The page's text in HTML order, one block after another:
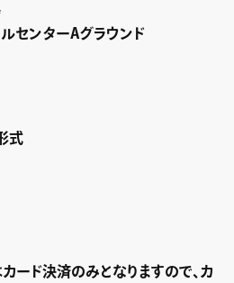
センターAグラウンド
式
ード決済のみとなりますので、カ